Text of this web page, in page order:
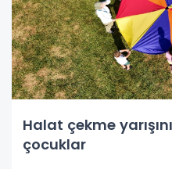
Halat çekme
çocuklar